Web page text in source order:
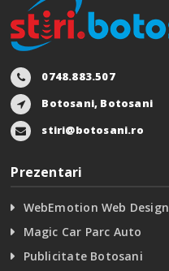
0748.883.507
Botosani, Botosani
stiri@botosani.ro
Prezentari
WebEmotion Web Design
Magic Car Parc Auto
Publicitate Botosani